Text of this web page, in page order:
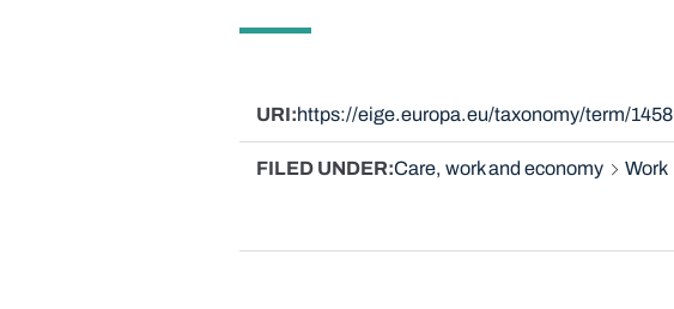
URI https://eige.europa.eu/taxonomy/term/
FILED UNDER Care, work and economy Work